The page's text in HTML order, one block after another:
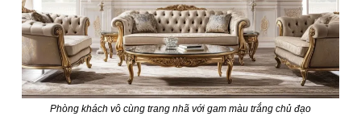
Phòng khách vô cùng trang nhã với gam màu trắng chủ đạo